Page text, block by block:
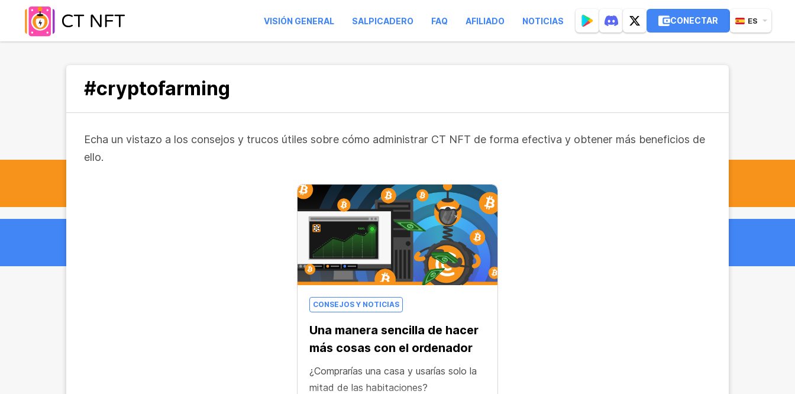
VISIÓN GENERAL SALPICADERO FAQ AFILIADO NOTICIAS CONECTAR ES
#cryptofarming
Echa un vistazo a los consejos y trucos útiles sobre cómo administrar CT NFT de forma efectiva y obtener más beneficios de
ello.
CONSEJOS Y NOTICIAS
Una manera sencilla de hacer
más cosas con el ordenador
¿Comprarías una casa y usarías solo la
mitad de las habitaciones?